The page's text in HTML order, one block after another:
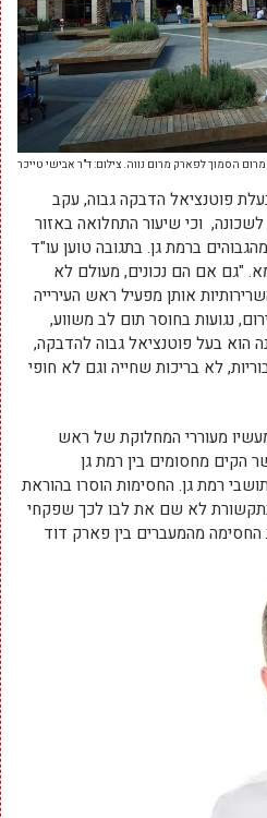
מרום הסמוך לפארק מרום נווה. צילום: ד"ר אבישי טייכר
פוטנציאל הדבקה גבוה, עקב
וכי שיעור התחלואה באזור
ברמת גן. בתגובה טוען עו"ד
"גם אם הם נכונים, מעולם לא
אותן מפעיל ראש העירייה
נגועות בחוסר תום לב משווע,
הוא בעל פוטנציאל גבוה להדבקה,
לא בריכות שחייה וגם לא חופי
מעוררי המחלוקת של ראש
הקים מחסומים בין רמת גן
רמת גן. החסימות הוסרו בהוראת
לא שם את לבו לכך שפקחי
החסימה מהמעברים בין פארק דוד